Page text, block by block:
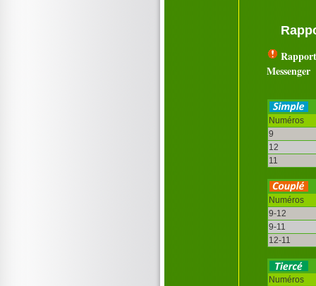
Messenger
Numéros
9
12
11
Numéros
9-12
9-11
12-11
Numéros